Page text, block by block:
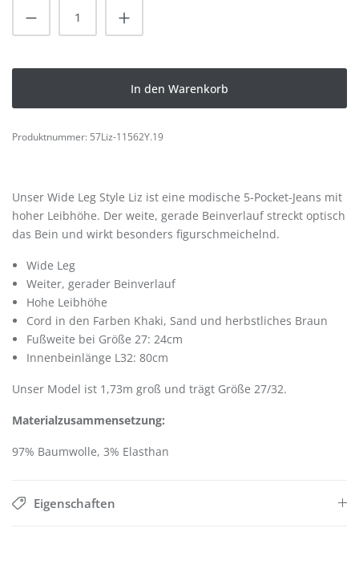
Produkt Anzahl: Gib den gewünschten
In den Warenkorb
Produktnummer: 57Liz-11562Y.19
Unser Wide Leg Style Liz ist eine modische 5-Pocket-Jeans mit
hoher Leibhöhe. Der weite, gerade Beinverlauf streckt optisch
das Bein und wirkt besonders figurschmeichelnd.
Wide Leg
Weiter, gerader Beinverlauf
Hohe Leibhöhe
Cord in den Farben Khaki, Sand und herbstliches Braun
Fußweite bei Größe 27: 24cm
Innenbeinlänge L32: 80cm
Unser Model ist 1,73m groß und trägt Größe 27/32.
Materialzusammensetzung:
97% Baumwolle, 3% Elasthan
Eigenschaften